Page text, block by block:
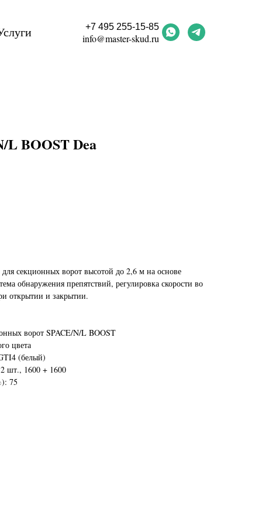
+7 495 255-15-85
info@master-skud.ru
L BOOST Dea
секционных ворот высотой до 2,6 м на основе
обнаружения препятствий, регулировка скорости во
открытии и закрытии.
ворот SPACE/N/L BOOST
цвета
(белый)
шт., 1600 + 1600
75